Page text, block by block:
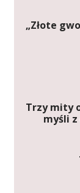
„Złote
Trzy mity
myśli